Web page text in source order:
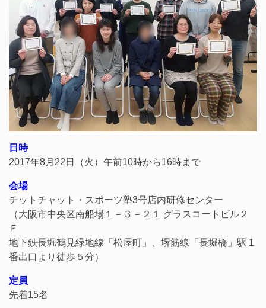
日時
2017年8月22日（火）午前10時から16時まで
会場
チットチャット・スポーツ塾3号店内研修センター
（大阪市中央区南船場１－３－２１ グラスコートビル２
Ｆ
地下鉄長堀鶴見緑地線「松屋町」、堺筋線「長堀橋」駅 1
番出口より徒歩５分）
定員
先着15名